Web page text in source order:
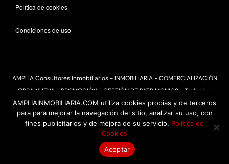
Política de cookies
Condiciones de uso
AMPLIA Consultores Inmobiliarios - INMOBILIARIA - COMERCIALIZACIÓN
OBRA NUEVA - PROMOCIÓN - GESTIÓN DE PATRIMONIOS - Todos los
derechos reservados 2025
AMPLIAINMOBILIARIA.COM utiliza cookies propias y de terceros
para para mejorar la navegación del sitio, analizar su uso, con
fines publicitarios y de mejora de su servicio. Política de
Cookies
Aceptar